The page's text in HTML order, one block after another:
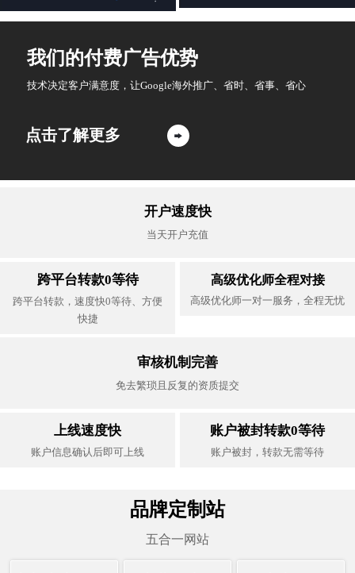
我们的付费广告优势
技术决定客户满意度，让Google海外推广、省时、省事、省心
点击了解更多 
开户速度快
当天开户充值
跨平台转款0等待
跨平台转款，速度快0等待、方便
快捷
高级优化师全程对接
高级优化师一对一服务，全程无忧
审核机制完善
免去繁琐且反复的资质提交
上线速度快
账户信息确认后即可上线
账户被封转款0等待
账户被封，转款无需等待
品牌定制站
五合一网站